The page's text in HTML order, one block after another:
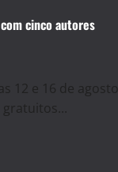
cinco autores
12 e 16 de agosto,